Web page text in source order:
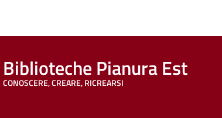
Biblioteche Pianura Est
CONOSCERE, CREARE, RICREARSI